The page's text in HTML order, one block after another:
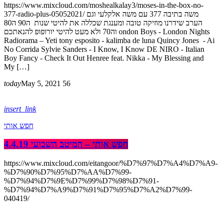
https://www.mixcloud.com/moshealkalay3/moses-in-the-box-no-
377-radio-plus-05052021/ משה בתיבה 377 עם משה אלקלעי וגם
הערב שידרנו מוזיקה טובה ומענגת שכללה את להיטי שנות ה90 ה80
וה70 ולא מעט להיטי יורופופ להנאתכם ondon Boys - London Nights
Radiorama – Yeti tony esposito - kalimba de luna Quincy Jones - Ai
No Corrida Sylvie Sanders - I Know, I Know DE NIRO - Italian
Boy Fancy - Check It Out Henree feat. Nikka - My Blessing and
My […]
todayMay 5, 2021 56
insert_link
חפש אותי
4.4.19 חפש אותי – המיטב השבועי
https://www.mixcloud.com/eitangoor/%D7%97%D7%A4%D7%A9-
%D7%90%D7%95%D7%AA%D7%99-
%D7%94%D7%9E%D7%99%D7%98%D7%91-
%D7%94%D7%A9%D7%91%D7%95%D7%A2%D7%99-
040419/